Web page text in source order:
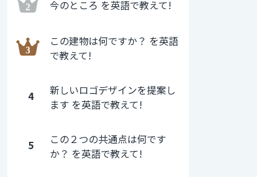
今のところ を英語で教えて!
この建物は何ですか？ を英語
で教えて!
4
新しいロゴデザインを提案し
ます を英語で教えて!
5
この２つの共通点は何です
か？ を英語で教えて!